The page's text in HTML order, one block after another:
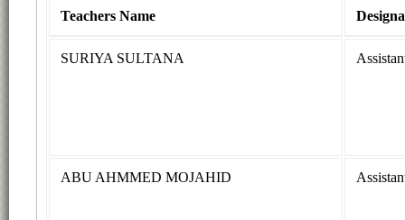
Teachers Name
SURIYA SULTANA
ABU AHMMED MOJAHID